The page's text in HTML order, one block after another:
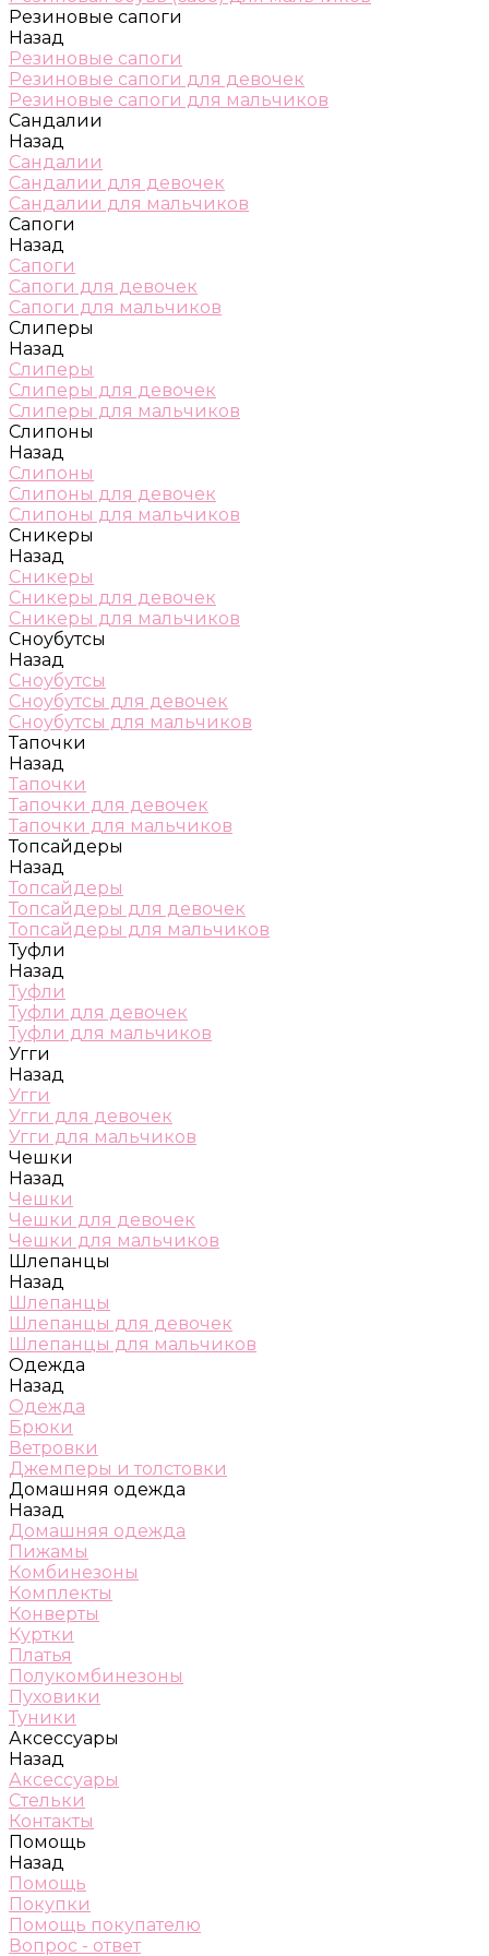
Резиновые сапоги
Назад
Резиновые сапоги
Резиновые сапоги для девочек
Резиновые сапоги для мальчиков
Сандалии
Назад
Сандалии
Сандалии для девочек
Сандалии для мальчиков
Сапоги
Назад
Сапоги
Сапоги для девочек
Сапоги для мальчиков
Слиперы
Назад
Слиперы
Слиперы для девочек
Слиперы для мальчиков
Слипоны
Назад
Слипоны
Слипоны для девочек
Слипоны для мальчиков
Сникеры
Назад
Сникеры
Сникеры для девочек
Сникеры для мальчиков
Сноубутсы
Назад
Сноубутсы
Сноубутсы для девочек
Сноубутсы для мальчиков
Тапочки
Назад
Тапочки
Тапочки для девочек
Тапочки для мальчиков
Топсайдеры
Назад
Топсайдеры
Топсайдеры для девочек
Топсайдеры для мальчиков
Туфли
Назад
Туфли
Туфли для девочек
Туфли для мальчиков
Угги
Назад
Угги
Угги для девочек
Угги для мальчиков
Чешки
Назад
Чешки
Чешки для девочек
Чешки для мальчиков
Шлепанцы
Назад
Шлепанцы
Шлепанцы для девочек
Шлепанцы для мальчиков
Одежда
Назад
Одежда
Брюки
Ветровки
Джемперы и толстовки
Домашняя одежда
Назад
Домашняя одежда
Пижамы
Комбинезоны
Комплекты
Конверты
Куртки
Платья
Полукомбинезоны
Пуховики
Туники
Аксессуары
Назад
Аксессуары
Стельки
Контакты
Помощь
Назад
Помощь
Покупки
Помощь покупателю
Вопрос - ответ